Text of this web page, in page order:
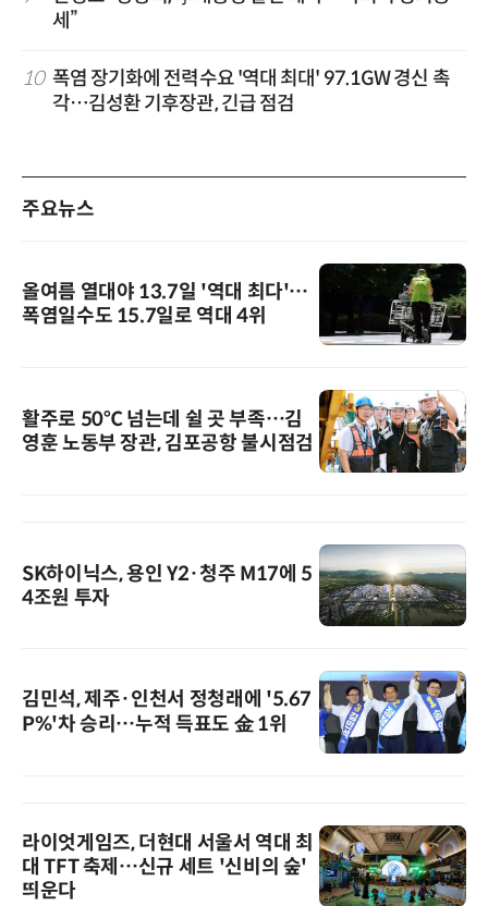
세”
10 폭염 장기화에 전력수요 '역대 최대' 97.1GW 경신 촉
각…김성환 기후장관, 긴급 점검
주요뉴스
올여름 열대야 13.7일 '역대 최다'…
폭염일수도 15.7일로 역대 4위
활주로 50℃ 넘는데 쉴 곳 부족…김
영훈 노동부 장관, 김포공항 불시점검
SK하이닉스, 용인 Y2·청주 M17에 5
4조원 투자
김민석, 제주·인천서 정청래에 '5.67
P%'차 승리…누적 득표도 金 1위
라이엇게임즈, 더현대 서울서 역대 최
대 TFT 축제…신규 세트 '신비의 숲'
띄운다